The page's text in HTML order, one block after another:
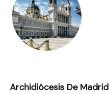
Archidiócesis De Madrid